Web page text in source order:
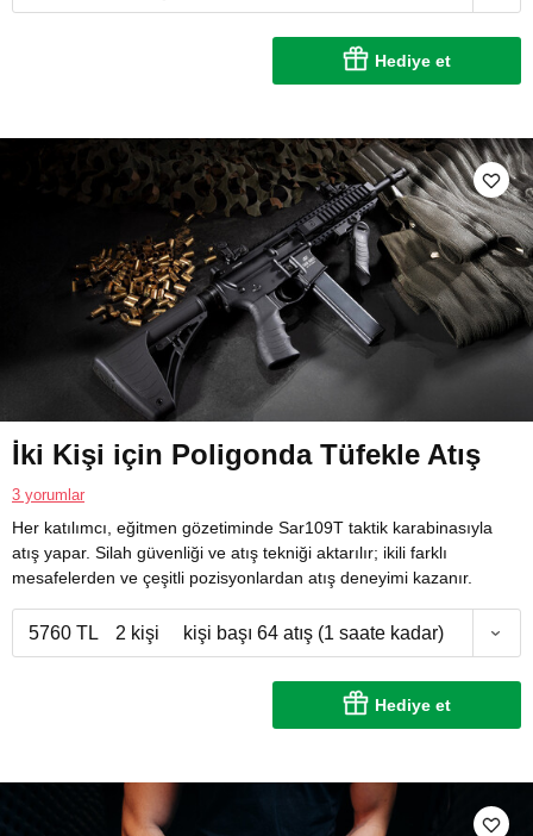
Hediye et
İki Kişi için Poligonda Tüfekle Atış
3 yorumlar
Her katılımcı, eğitmen gözetiminde Sar109T taktik karabinasıyla
atış yapar. Silah güvenliği ve atış tekniği aktarılır; ikili farklı
mesafelerden ve çeşitli pozisyonlardan atış deneyimi kazanır.
5760 TL 2 kişi kişi başı 64 atış (1 saate kadar)
Hediye et